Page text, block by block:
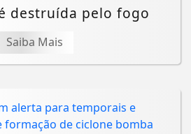
destruída pelo fogo
Saiba Mais